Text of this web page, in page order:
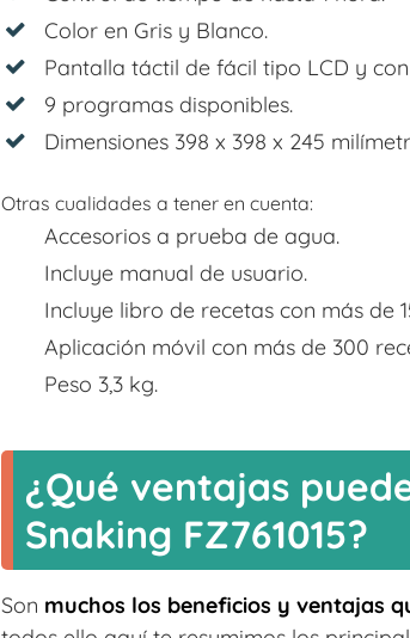
Color en Gris y Blanco.
Pantalla táctil de fácil tipo LCD y
9 programas disponibles.
Dimensiones 398 x 398 x 245
Otras cualidades a tener en cuenta:
Accesorios a prueba de agua.
Incluye manual de usuario.
Incluye libro de recetas con más de
Aplicación móvil con más de 300
Peso 3,3 kg.
¿Qué ventajas
Snaking FZ761015?
Son muchos los beneficios y ventajas